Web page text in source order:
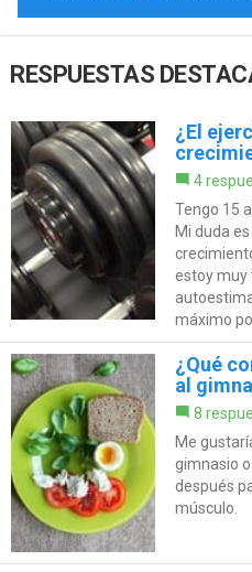
RESPUESTAS
¿El
4
Tengo 15
Mi duda
estoy muy
máximo
¿Qué
al
8
Me
gimnasio
después
músculo.